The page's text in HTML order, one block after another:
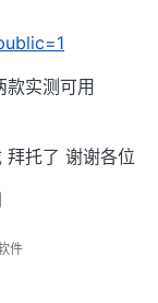
实测可用
拜托了 谢谢各位
件